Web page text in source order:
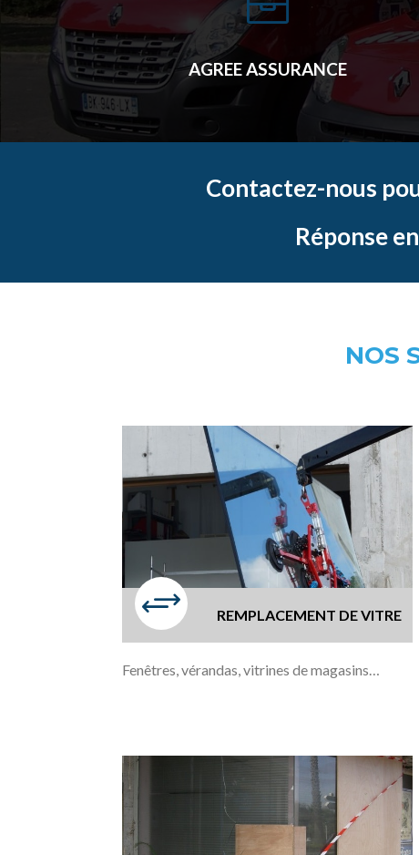
AGREE ASSURANCE
Contactez-nous
Réponse
NOS
REMPLACEMENT DE VITRE
+
Fenêtres, vérandas, vitrines de magasins…